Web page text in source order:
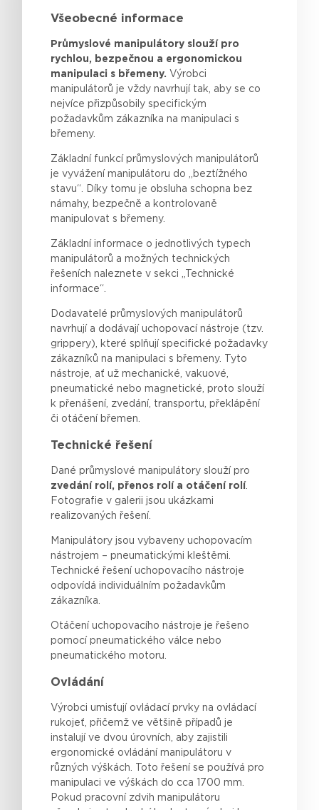
Všeobecné informace
Průmyslové manipulátory slouží pro
rychlou, bezpečnou a ergonomickou
manipulaci s břemeny. Výrobci
manipulátorů jevždy navrhují tak, aby se co
nejvíce přizpůsobily specifickým
požadavkům zákazníka na manipulaci s
břemeny.
Základní funkcí průmyslových manipulátorů
je vyvážení manipulátoru do „beztížného
stavu“. Díky tomu je obsluha schopna bez
námahy, bezpečně a kontrolovaně
manipulovat s břemeny.
Základní informace o jednotlivých typech
manipulátorů a možných technických
řešeních naleznete v sekci „Technické
informace“.
Dodavatelé průmyslových manipulátorů
navrhují a dodávají uchopovací nástroje ( tzv.
grippery), které splňují specifické požadavky
zákazníků namanipulaci s břemeny. Tyto
nástroje, ať už mechanické,vakuové,
pneumatické nebo magnetické,proto slouží
kpřenášení, zvedání, transportu,překlápění
či otáčení břemen.
Technické řešení
Dané průmyslové manipulátory slouží pro
zvedání rolí, přenos rolí a otáčení rolí.
Fotografie v galerii jsou ukázkami
realizovaných řešení.
Manipulátory jsou vybaveny uchopovacím
nástrojem – pneumatickými kleštěmi.
Technické řešení uchopovacího nástroje
odpovídá individuálním požadavkům
zákazníka.
Otáčení uchopovacího nástroje je řešeno
pomocí pneumatického válce nebo
pneumatického motoru.
Ovládání
Výrobci umisťují ovládací prvky na ovládací
rukojeť,přičemž ve většině případů je
instalují ve dvou úrovních, aby zajistili
ergonomické ovládání manipulátoru v
různých výškách. Totořešení se používá pro
manipulaci ve výškách do cca 1700 mm.
Pokud pracovní zdvih manipulátoru